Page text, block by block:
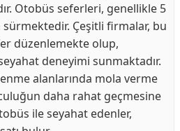
Otobüs seferleri, genellikle 5
sürmektedir. Çeşitli firmalar, bu
düzenlemekte olup,
deneyimi sunmaktadır.
alanlarında mola verme
daha rahat geçmesine
ile seyahat edenler,